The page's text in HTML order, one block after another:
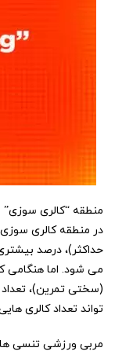
منطقه “کالری
حداکثر)، درصد
می شود. اما هنگامی
(سختی تمرین)،
تواند تعداد کالری
مربی ورزشی تنسی